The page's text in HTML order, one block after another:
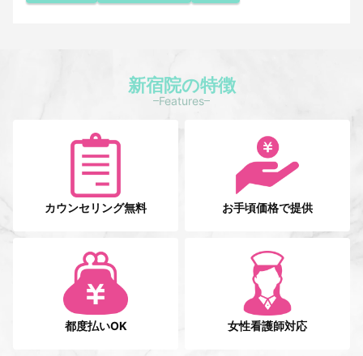
新宿院の特徴
Features
カウンセリング無料 お手頃価格で提供
都度払いOK 女性看護師対応